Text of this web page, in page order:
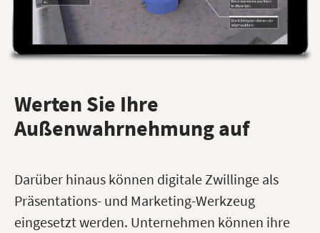
Werten Sie Ihre
Außenwahrnehmung auf
Darüber hinaus können digitale Zwillinge als
Präsentations- und Marketing-Werkzeug
eingesetzt werden. Unternehmen können ihre